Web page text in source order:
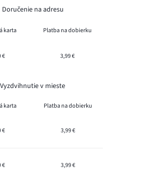
Doručenie na adresu
karta Platba na dobierku
€ 3,99 €
Vyzdvihnutie v mieste
karta Platba na dobierku
€ 3,99 €
€ 3,99 €